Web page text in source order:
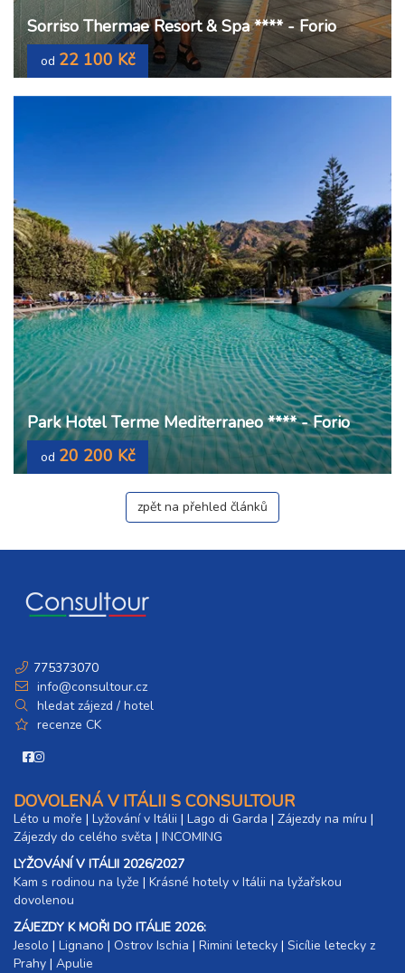
Sorriso Thermae Resort & Spa **** - Forio
od 22 100 Kč
Park Hotel Terme Mediterraneo **** - Forio
od 20 200 Kč
zpět na přehled článků
775373070
info@consultour.cz
hledat zájezd / hotel
recenze CK
DOVOLENÁ V ITÁLII S CONSULTOUR
Léto u moře | Lyžování v Itálii | Lago di Garda | Zájezdy na míru |
Zájezdy do celého světa | INCOMING
LYŽOVÁNÍ V ITÁLII 2026/2027
Kam s rodinou na lyže |​ Krásné hotely v Itálii na lyžařskou
dovolenou
ZÁJEZDY K MOŘI DO ITÁLIE 2026:
Jesolo | Lignano | Ostrov Ischia | Rimini letecky | Sicílie letecky z
Prahy | Apulie